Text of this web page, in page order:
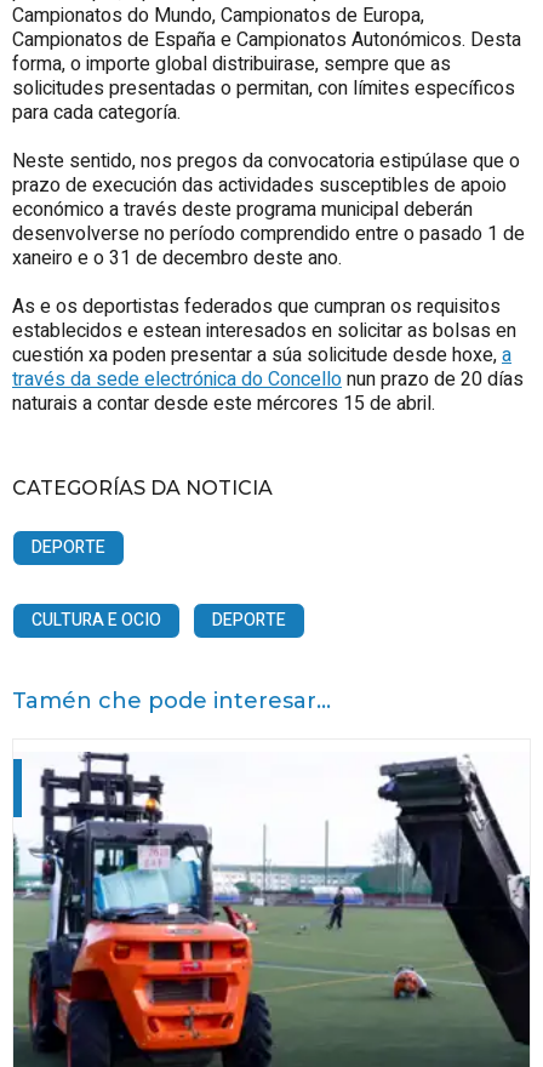
Campionatos do Mundo, Campionatos de Europa,
Campionatos de España e Campionatos Autonómicos. Desta
forma, o importe global distribuirase, sempre que as
solicitudes presentadas o permitan, con límites específicos
para cada categoría.
Neste sentido, nos pregos da convocatoria estipúlase que o
prazo de execución das actividades susceptibles de apoio
económico a través deste programa municipal deberán
desenvolverse no período comprendido entre o pasado 1 de
xaneiro e o 31 de decembro deste ano.
As e os deportistas federados que cumpran os requisitos
establecidos e estean interesados en solicitar as bolsas en
cuestión xa poden presentar a súa solicitude desde hoxe,a
través da sede electrónica do Concellonun prazo de 20 días
naturais a contar desde este mércores 15 de abril.
CATEGORÍAS DA NOTICIA
DEPORTE
CULTURA E OCIO DEPORTE
Tamén che pode interesar...